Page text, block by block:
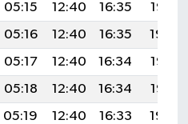
05:15 12:40 16:35
19:55
05:16 12:40 16:35
19:54
05:17 12:40 16:34
19:53
05:18 12:40 16:34
19:52
05:19 12:40 16:33
19:50